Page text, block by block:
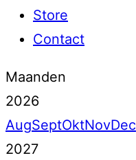
Store
Contact
Maanden
2026
AugSeptOktNovDec
2027